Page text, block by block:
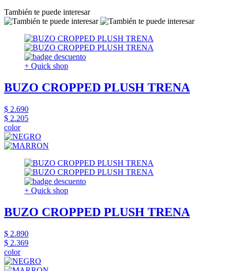
También te puede interesar
+ Quick shop
BUZO CROPPED PLUSH TRENA
$ 2.690
$ 2.205
color
+ Quick shop
BUZO CROPPED PLUSH TRENA
$ 2.890
$ 2.369
color